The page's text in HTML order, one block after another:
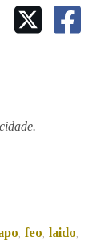
, feo, laido,